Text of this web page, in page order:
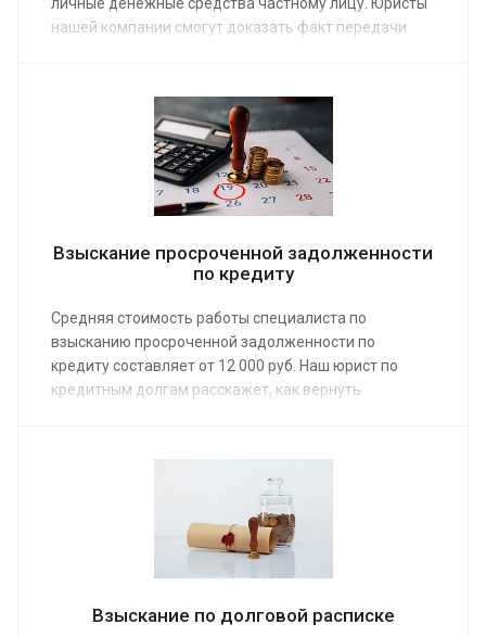
нашей компании смогут доказать факт передачи
средней стоимости от 15 000 руб.
Взыскание просроченной задолженности
по кредиту
Средняя стоимость работы специалиста по
взысканию просроченной задолженности по
кредиту составляет от 12 000 руб. Наш юрист по
кредитным долгам расскажет, как вернуть
на его услуги. Помощь предоставляется тем, кто
только собирается получать кредит и должникам с
просрочками в выплате займа.
Взыскание по долговой расписке